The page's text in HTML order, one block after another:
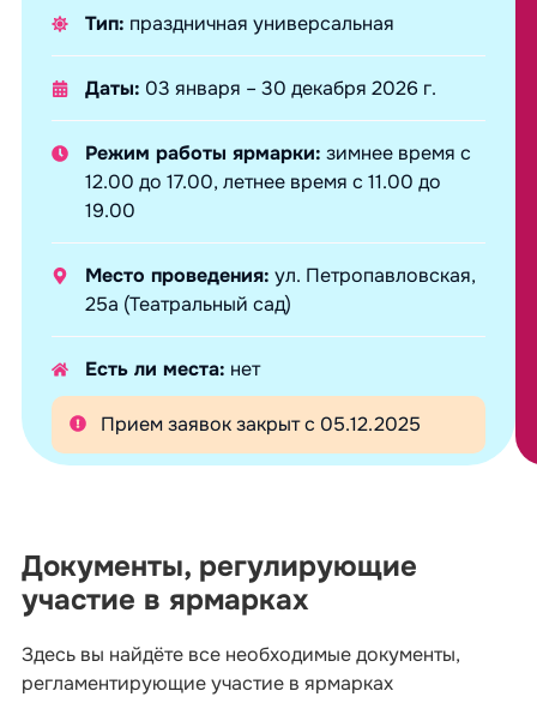
Тип: праздничная универсальная
Даты: 03 января – 30 декабря 2026 г.
Режим работы ярмарки: зимнее время с
12.00 до 17.00, летнее время с 11.00 до
19.00
Место проведения: ул. Петропавловская,
25а (Театральный сад)
Есть ли места: нет
Прием заявок закрыт с 05.12.2025
Документы, регулирующие
участие в ярмарках
Здесь вы найдёте все необходимые документы,
регламентирующие участие в ярмарках